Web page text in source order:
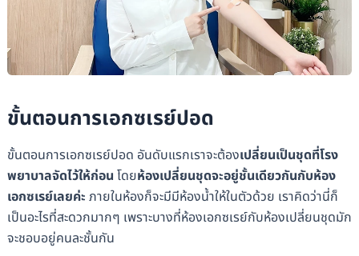
ขั้นตอนการเอกซเรย์ปอด
ขั้นตอนการเอกซเรย์ปอด อันดับแรกเราจะต้องเปลี่ยนเป็นชุดที่โรง
พยาบาลจัดไว้ให้ก่อน โดยห้องเปลี่ยนชุดจะอยู่ชั้นเดียวกันกับห้อง
เอกซเรย์เลยค่ะ ภายในห้องก็จะมีมีห้องน้ำให้ในตัวด้วย เราคิดว่านี่ก็
เป็นอะไรที่สะดวกมากๆ เพราะบางที่ห้องเอกซเรย์กับห้องเปลี่ยนชุดมัก
จะชอบอยู่คนละชั้นกัน